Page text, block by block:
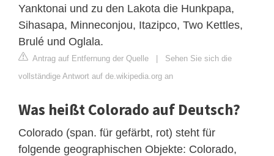
Yanktonai und zu den Lakota die Hunkpapa,
Sihasapa, Minneconjou, Itazipco, Two Kettles,
Brulé und Oglala.
Antrag auf Entfernung der Quelle | Sehen Sie sich die
vollständige Antwort auf de.wikipedia.org an
Was heißt Colorado auf Deutsch?
Colorado (span. für gefärbt, rot) steht für
folgende geographischen Objekte: Colorado,